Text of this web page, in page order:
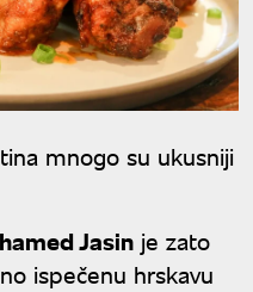
mnogo su ukusniji
Jasin je zato
ispečenu hrskavu